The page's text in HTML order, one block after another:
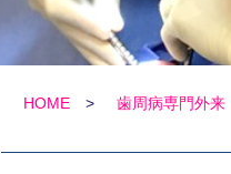
HOME > 歯周病専門外来